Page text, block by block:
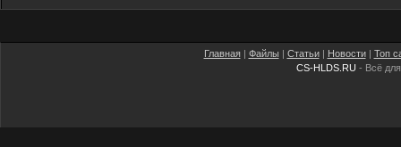
Главная| Файлы | Статьи| Новости| Топ
CS-HLDS.RU - Всё